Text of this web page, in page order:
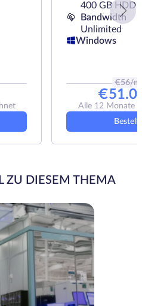
400 GB HDD
Bandwidth
Unlimited
Windows
€56/
€
Alle 12 Monate
ZU DIESEM THEMA